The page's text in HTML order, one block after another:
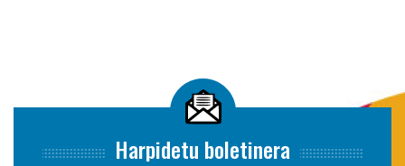
Harpidetu boletinera